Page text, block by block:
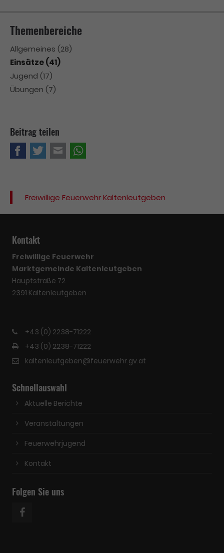
Themenbereiche
Allgemeines (28)
Einsätze(41)
Jugend (17)
Übungen (7)
Beitrag teilen
Facebook
Twitter E-mail
Freiwillige Feuerwehr Kaltenleutgeben
Kontakt
Freiwillige Feuerwehr
Marktgemeinde Kaltenleutgeben
Hauptstraße 72
2391 Kaltenleutgeben
+43 (0) 2238-71222
+43 (0) 2238-71222
kaltenleutgeben@feuerwehr.gv.at
Schnellauswahl
Aktuelle Berichte
Veranstaltungen
Feuerwehrjugend
Kontakt
Folgen Sie uns